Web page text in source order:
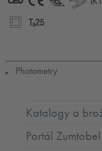
▶ Photometry
Katalogy a
Portál